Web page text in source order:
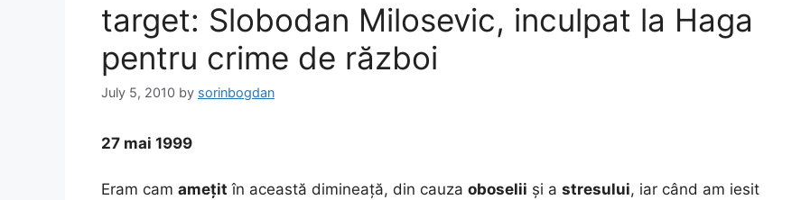
target: Slobodan Milosevic, inculpat la Haga
pentru crime de război
July 5, 2010 by sorinbogdan
27 mai 1999
Eram cam amețit în această dimineață, din cauza oboselii și a stresului, iar când am iesit